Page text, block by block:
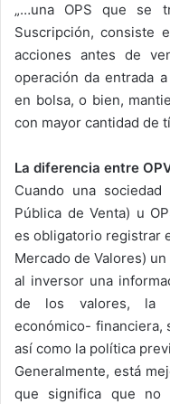
„…una OPS que se
Suscripción, consiste
acciones antes de
operación da entrada
en bolsa, o bien,
con mayor cantidad de
La diferencia entre
Cuando una
Pública de Venta) u
es obligatorio registrar
Mercado de Valores)
al inversor una
de los valores, la
económico- financiera,
así como la política
Generalmente, está
que significa que no